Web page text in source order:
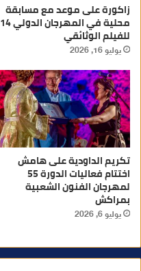
زاكورة على موعد مع مسابقة
محلية في المهرجان الدولي 14
للفيلم الوثائقي
يوليو 16, 2026
تكريم الداودية على هامش
اختتام فعاليات الدورة 55
لمهرجان الفنون الشعبية
بمراكش
يوليو 6, 2026